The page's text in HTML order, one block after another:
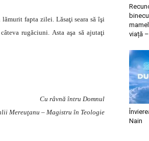
fapta zilei. Lăsaţi seara să îşi
rugăciuni. Asta aşa să ajutaţi
Cu râvnă întru Domnul
Mereuţanu – Magistru în Teologie
viață
Nain